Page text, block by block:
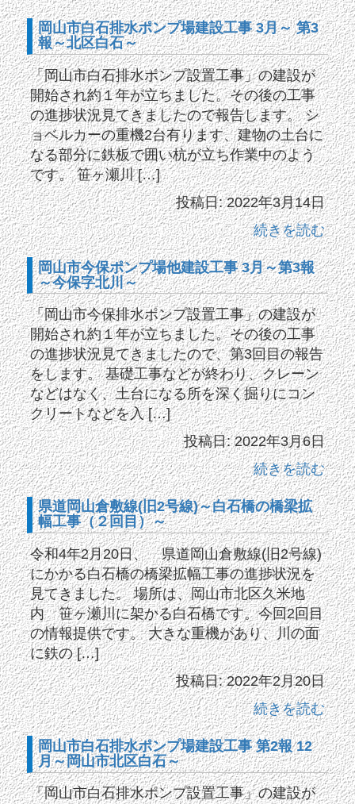
岡山市白石排水ポンプ場建設工事 3月～ 第3
報～北区白石～
「岡山市白石排水ポンプ設置工事」の建設が
開始され約１年が立ちました。その後の工事
の進捗状況見てきましたので報告します。 シ
ョベルカーの重機2台有ります、建物の土台に
なる部分に鉄板で囲い杭が立ち作業中のよう
です。 笹ヶ瀬川 […]
投稿日: 2022年3月14日
続きを読む
岡山市今保ポンプ場他建設工事 3月～第3報
～今保字北川～
「岡山市今保排水ポンプ設置工事」の建設が
開始され約１年が立ちました。その後の工事
の進捗状況見てきましたので、第3回目の報告
をします。 基礎工事などが終わり、クレーン
などはなく、土台になる所を深く掘りにコン
クリートなどを入 […]
投稿日: 2022年3月6日
続きを読む
県道岡山倉敷線(旧2号線)～白石橋の橋梁拡
幅工事（２回目）～
令和4年2月20日、 県道岡山倉敷線(旧2号線)
にかかる白石橋の橋梁拡幅工事の進捗状況を
見てきました。 場所は、岡山市北区久米地
内 笹ヶ瀬川に架かる白石橋です。今回2回目
の情報提供です。 大きな重機があり、川の面
に鉄の […]
投稿日: 2022年2月20日
続きを読む
岡山市白石排水ポンプ場建設工事 第2報 12
月～岡山市北区白石～
「岡山市白石排水ポンプ設置工事」の建設が